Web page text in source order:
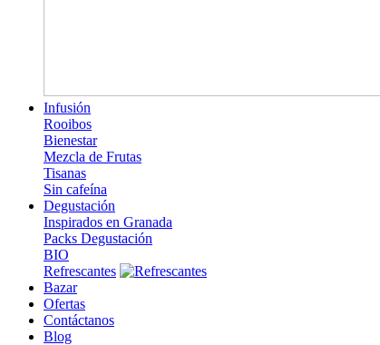
Infusión
Rooibos
Bienestar
Mezcla de Frutas
Tisanas
Sin cafeína
Degustación
Inspirados en Granada
Packs Degustación
BIO
Refrescantes
Bazar
Ofertas
Contáctanos
Blog